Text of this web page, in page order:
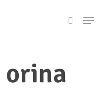
search
orina